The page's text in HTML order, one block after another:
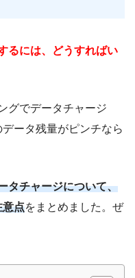
るには、どうすればい
グでデータチャージ
ータ残量がピンチなら
タチャージについて、
意点をまとめました。ぜ